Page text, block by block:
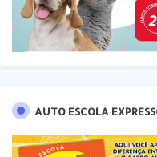
AUTO ESCOLA